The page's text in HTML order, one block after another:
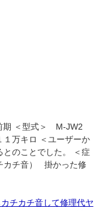
期 ＜型式＞ M-JW2
万キロ ＜ユーザーか
とのことでした。 ＜症
カチ音） 掛かった修
チカチ音して修理代ヤ